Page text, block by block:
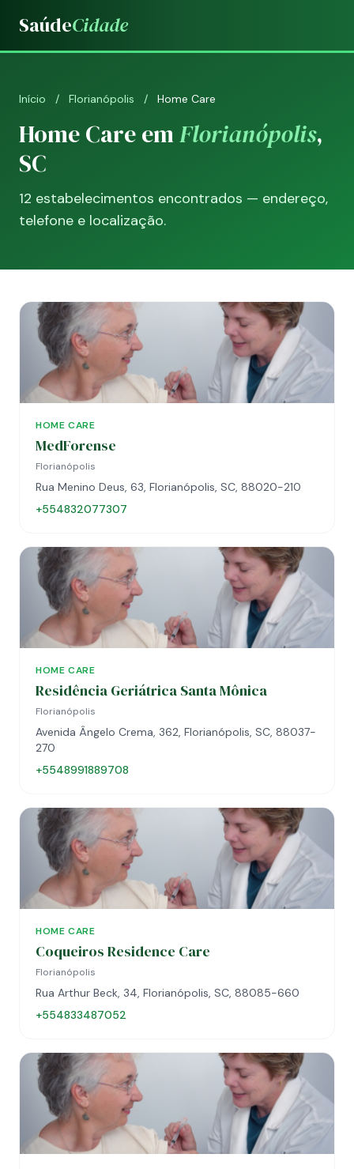
SaúdeCidade
Início / Florianópolis / Home Care
Home Care emFlorianópolis,
SC
12 estabelecimentos encontrados — endereço,
telefone e localização.
HOME CARE
MedForense
Florianópolis
Rua Menino Deus, 63, Florianópolis, SC, 88020-210
+554832077307
HOME CARE
Residência Geriátrica Santa Mônica
Florianópolis
Avenida Ângelo Crema, 362, Florianópolis, SC, 88037-
270
+5548991889708
HOME CARE
Coqueiros Residence Care
Florianópolis
Rua Arthur Beck, 34, Florianópolis, SC, 88085-660
+554833487052